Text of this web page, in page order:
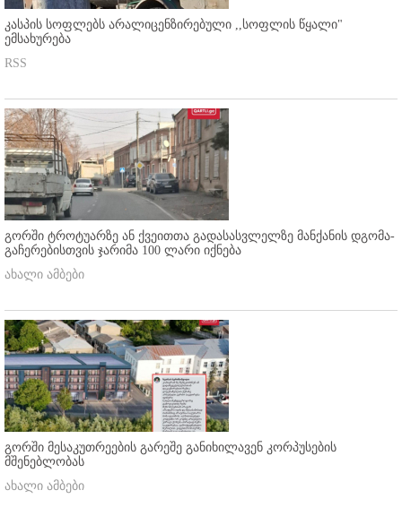
კასპის სოფლებს არალიცენზირებული ,,სოფლის წყალი"
ემსახურება
RSS
გორში ტროტუარზე ან ქვეითთა გადასასვლელზე მანქანის დგომა-
გაჩერებისთვის ჯარიმა 100 ლარი იქნება
ახალი ამბები
გორში მესაკუთრეების გარეშე განიხილავენ კორპუსების
მშენებლობას
ახალი ამბები